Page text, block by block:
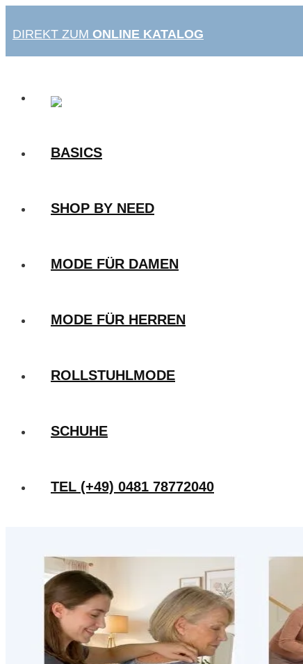
Inhalt
DIREKT ZUM ONLINE KATALOG
BASICS
SHOP BY NEED
MODE FÜR DAMEN
MODE FÜR HERREN
ROLLSTUHLMODE
SCHUHE
TEL (+49) 0481 78772040